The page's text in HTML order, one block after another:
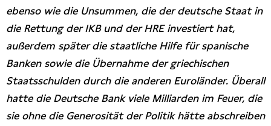
ebenso wie die Unsummen, die der deutsche Staat in
die Rettung der IKB und der HRE investiert hat,
außerdem später die staatliche Hilfe für spanische
Banken sowie die Übernahme der griechischen
Staatsschulden durch die anderen Euroländer. Überall
hatte die Deutsche Bank viele Milliarden im Feuer, die
sie ohne die Generosität der Politik hätte abschreiben